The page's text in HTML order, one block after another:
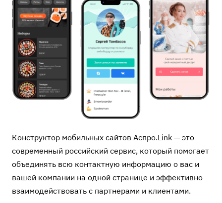
Конструктор мобильных сайтов Аспро.Link — это
современный российский сервис, который помогает
объединять всю контактную информацию о вас и
вашей компании на одной странице и эффективно
взаимодействовать с партнерами и клиентами.